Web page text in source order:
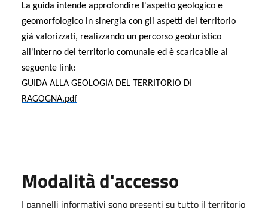
La guida intende approfondire l'aspetto geologico e
geomorfologico in sinergia con gli aspetti del territorio
già valorizzati, realizzando un percorso geoturistico
all'interno del territorio comunale ed è scaricabile al
seguente link:
GUIDA ALLA GEOLOGIA DEL TERRITORIO DI
RAGOGNA.pdf
Modalità d'accesso
I pannelli informativi sono presenti su tutto il territorio